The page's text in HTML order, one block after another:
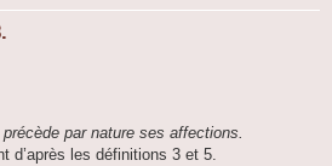
par nature ses affections.
d’après les définitions 3 et 5.